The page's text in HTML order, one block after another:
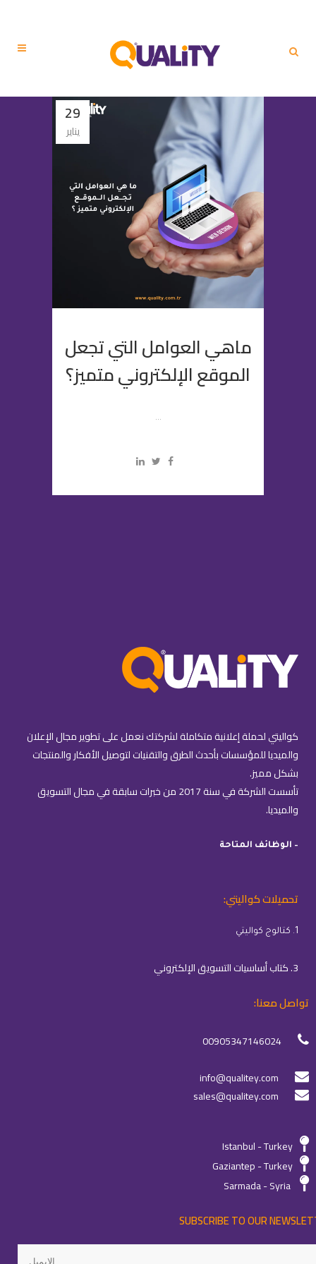
29
يناير
ماهي العوامل التي تجعل
الموقع الإلكتروني متميز؟
...
كواليتي لحملة إعلانية متكاملة لشركتك نعمل على تطوير مجال الإعلان
والميديا للمؤسسات بأحدث الطرق والتقنيات لتوصيل الأفكار والمنتجات
بشكل مميز.
تأسست الشركة في سنة 2017 من خبرات سابقة في مجال التسويق
والميديا.
– الوظائف المتاحة
تحميلات كواليتي:
1. كتالوج كواليتي
3. كتاب أساسيات التسويق الإلكتروني
تواصل معنا:
00905347146024
info@qualitey.com
sales@qualitey.com
Istanbul - Turkey
Gaziantep - Turkey
Sarmada - Syria
SUBSCRIBE TO OUR